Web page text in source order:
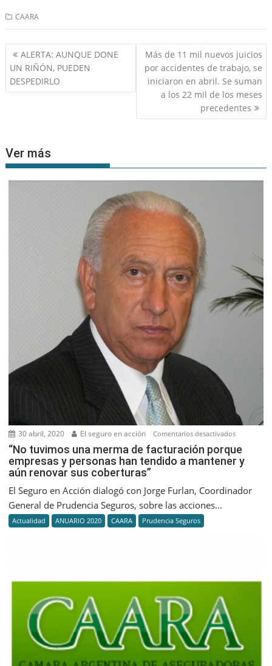
CAARA
Navegación
de
entradas
ALERTA: AUNQUE DONE
UN RIÑÓN, PUEDEN
DESPEDIRLO
Más de 11 mil nuevos juicios
por accidentes de trabajo, se
iniciaron en abril. Se suman
a los 22 mil de los meses
precedentes
Ver más
30 abril, 2020 El seguro en acción Comentarios desactivadosen
“No
tuvimos
merma
han
y
aún
renovar
“No tuvimos una merma de facturación porque
empresas y personas han tendido a mantener y
aún renovar sus coberturas”
El Seguro en Acción dialogó con Jorge Furlan, Coordinador
General de Prudencia Seguros, sobre las acciones...
Actualidad ANUARIO 2020 CAARA Prudencia Seguros